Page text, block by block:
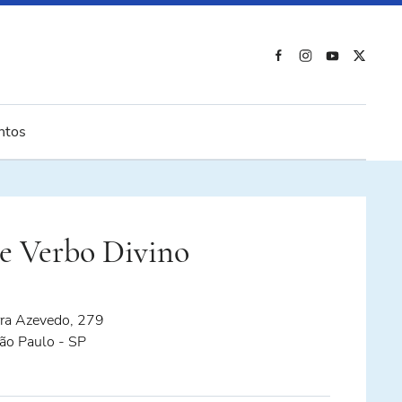
Verbo Divino
Azevedo, 279
Paulo - SP